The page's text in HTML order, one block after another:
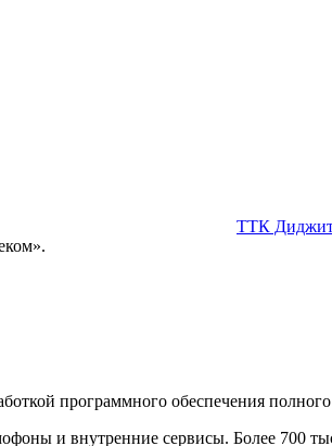
ТТК
программного обеспечения
и внутренние сервисы. Более 700